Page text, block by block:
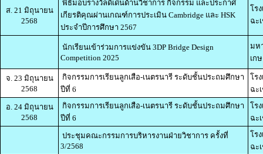
ส. 21 มิถุนายน
2568
พิธีมอบรางวัลดีเด่นด้านวิชาการ กิจกรรม และประกาศ
เกียรติคุณผ่านเกณฑ์การประเมิน Cambridge และ HSK
ประจำปีการศึกษา 2567
โร
ฉะ
นักเรียนเข้าร่วมการแข่งขัน 3DP Bridge Design
Competition 2025
มห
เก
จ. 23 มิถุนายน
2568
กิจกรรมการเรียนลูกเสือ-เนตรนารี ระดับชั้นประถมศึกษา
ปีที่ 6
โร
ฉะ
อ. 24 มิถุนายน
2568
กิจกรรมการเรียนลูกเสือ-เนตรนารี ระดับชั้นประถมศึกษา
ปีที่ 6
โร
ฉะ
ประชุมคณะกรรมการบริหารงานฝ่ายวิชาการ ครั้งที่
3/2568
โร
ฉะ